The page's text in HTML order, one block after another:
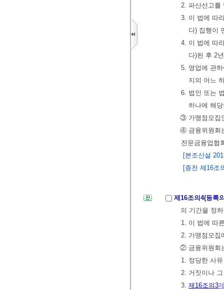
2. 파산선고를
3. 이 법에 따
다) 집행이
4. 이 법에 따
다)된 후 2
5. 영업에 관
지의 어느
6. 법인 또는
하나에 해
③ 가맹점모집
④ 금융위원회
전문금융업협
[본조신설
[종전 제16조
제16조의4(등록
의 기간을 정
1. 이 법에 따
2. 가맹점모집
② 금융위원회
1. 정당한 사
2. 거짓이나
3. 제16조의3